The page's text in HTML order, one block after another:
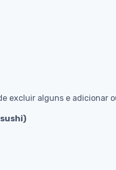
excluir alguns e adicionar